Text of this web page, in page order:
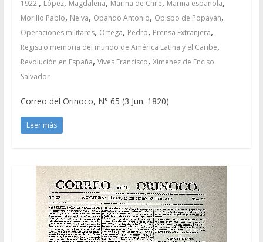
1922. López Magdalena Marina de Chile Marina española
Morillo Pablo, Neiva, Obando Antonio, Obispo de Popayán,
Operaciones militares, Ortega, Pedro, Prensa Extranjera,
Registro memoria del mundo de América Latina y el Caribe,
Revolución en España, Vives Francisco, Ximénez de Enciso
Salvador
Correo del Orinoco, N° 65 (3 Jun. 1820)
Leer más